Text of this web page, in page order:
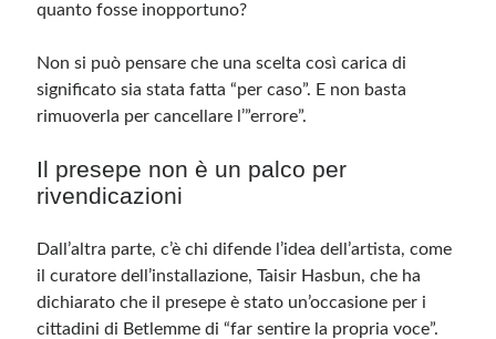
quanto fosse inopportuno?
Non si può pensare che una scelta così carica di
significato sia stata fatta “per caso”. E non basta
rimuoverla per cancellare l’”errore”.
Il presepe non è un palco per
rivendicazioni
Dall’altra parte, c’è chi difende l’idea dell’artista, come
il curatore dell’installazione, Taisir Hasbun, che ha
dichiarato che il presepe è stato un’occasione per i
cittadini di Betlemme di “far sentire la propria voce”.